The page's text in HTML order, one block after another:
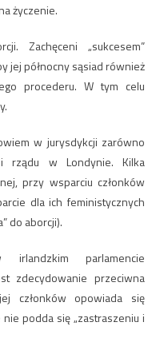
życzenie.
Zachęceni „sukcesem”
jej północny sąsiad również
procederu. W tym celu
w jurysdykcji zarówno
i rządu w Londynie. Kilka
przy wsparciu członków
dla ich feministycznych
do aborcji).
parlamencie
zdecydowanie przeciwna
członków opowiada się
podda się „zastraszeniu i